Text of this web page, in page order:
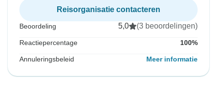
Reisorganisatie contacteren
Beoordeling 5,0 (3 beoordelingen)
Reactiepercentage 100%
Annuleringsbeleid Meer informatie